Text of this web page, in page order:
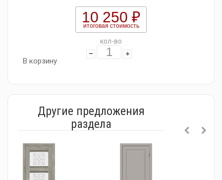
10 250 ₽
итоговая стоимость
кол-во
В корзину
Другие предложения
раздела